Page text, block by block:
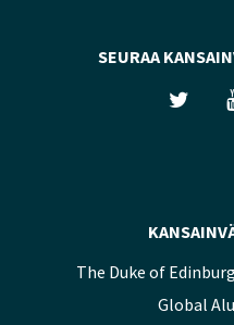
SEURAA
The Duke of
Global